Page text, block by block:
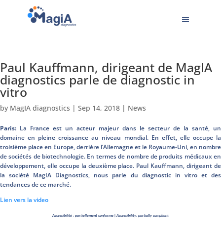
Paul Kauffmann, dirigeant de MagIA
diagnostics parle de diagnostic in
vitro
by MagIA diagnostics | Sep 14, 2018 | News
Paris: La France est un acteur majeur dans le secteur de la santé, un
domaine en pleine croissance au niveau mondial. En effet, elle occupe la
troisième place en Europe, derrière l’Allemagne et le Royaume-Uni, en nombre
de sociétés de biotechnologie. En termes de nombre de produits médicaux en
développement, elle occupe la deuxième place. Paul Kauffmann, dirigeant de
la société MagIA Diagnostics, nous parle du diagnostic in vitro et des
tendances de ce marché.
Lien vers la video
Accessibilité : partiellement conforme | Accessibility: partially compliant